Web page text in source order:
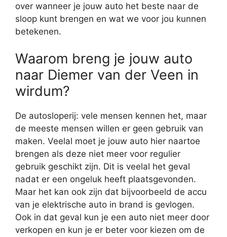
over wanneer je jouw auto het beste naar de
sloop kunt brengen en wat we voor jou kunnen
betekenen.
Waarom breng je jouw auto
naar Diemer van der Veen in
wirdum?
De autosloperij: vele mensen kennen het, maar
de meeste mensen willen er geen gebruik van
maken. Veelal moet je jouw auto hier naartoe
brengen als deze niet meer voor regulier
gebruik geschikt zijn. Dit is veelal het geval
nadat er een ongeluk heeft plaatsgevonden.
Maar het kan ook zijn dat bijvoorbeeld de accu
van je elektrische auto in brand is gevlogen.
Ook in dat geval kun je een auto niet meer door
verkopen en kun je er beter voor kiezen om de